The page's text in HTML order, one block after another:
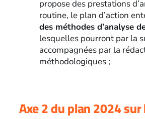
propose des prestations
routine, le plan d’action
des méthodes d’analyse
lesquelles pourront par la
accompagnées par la
méthodologiques ;
Axe 2 du plan 2024